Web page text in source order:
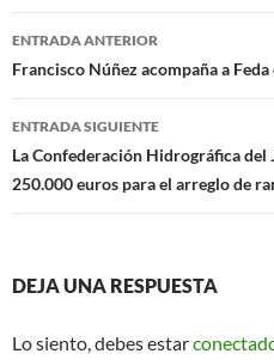
b
o
o
k
s
A
p
p
Navegación
de
entradas
ENTRADA ANTERIOR
Francisco Núñez acompaña a
ENTRADA SIGUIENTE
La Confederación Hidrográfica del
250.000 euros para el arreglo de
DEJA UNA RESPUESTA
Lo siento, debes estar